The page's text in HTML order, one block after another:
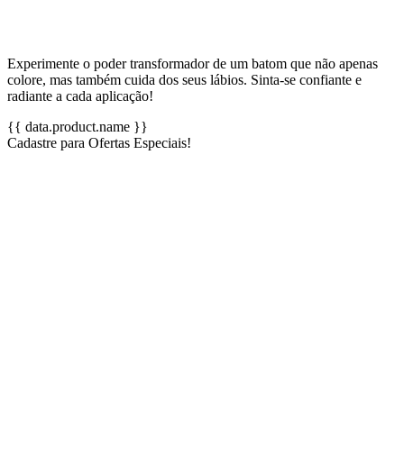
Experimente o poder transformador de um batom que não apenas
colore, mas também cuida dos seus lábios. Sinta-se confiante e
radiante a cada aplicação!
{{ data.product.name }}
Cadastre para Ofertas Especiais!